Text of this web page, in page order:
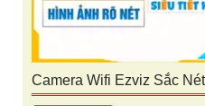
Camera Wifi Ezviz Sắc